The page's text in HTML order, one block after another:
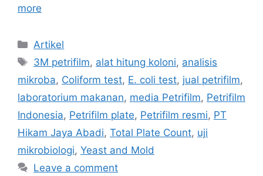
more
Categories
Artikel
Tags
3M petrifilm, alat hitung koloni, analisis
mikroba, Coliform test, E. coli test, jual petrifilm,
laboratorium makanan, media Petrifilm, Petrifilm
Indonesia, Petrifilm plate, Petrifilm resmi, PT
Hikam Jaya Abadi, Total Plate Count, uji
mikrobiologi, Yeast and Mold
Leave a comment